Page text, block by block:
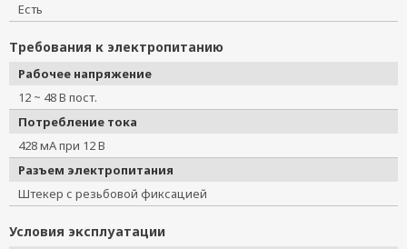
Есть
Требования к электропитанию
Рабочее напряжение
12 ~ 48 В пост.
Потребление тока
428 мА при 12 В
Разъем электропитания
Штекер с резьбовой фиксацией
Условия эксплуатации